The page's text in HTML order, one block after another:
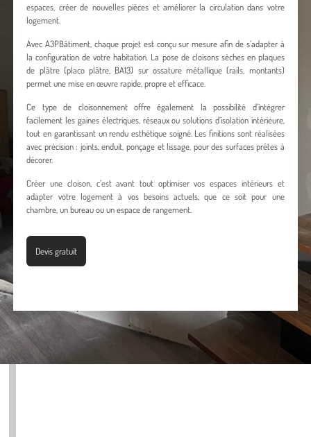
espaces, créer de nouvelles pièces et améliorer la circulation dans votre
logement.
Avec A3PBâtiment, chaque projet est conçu sur mesure afin de s’adapter à
la configuration de votre habitation. La pose de cloisons sèches en plaques
de plâtre (placo plâtre, BA13) sur ossature métallique (rails, montants)
permet une mise en œuvre rapide, propre et efficace.
Ce type de cloisonnement offre également la possibilité d’intégrer
facilement les gaines électriques, réseaux ou solutions d’isolation intérieure,
tout en garantissant un rendu esthétique soigné. Les finitions sont réalisées
avec précision : joints, enduit, ponçage et lissage, pour des surfaces prêtes à
décorer.
Créer une cloison, c’est avant tout optimiser vos espaces intérieurs et
adapter votre logement à vos besoins actuels, que ce soit pour une
chambre, un bureau ou un espace de rangement.
Devis gratuit